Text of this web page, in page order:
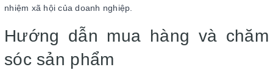
nhiệm xã hội của doanh nghiệp.
Hướng dẫn mua hàng và chăm
sóc sản phẩm